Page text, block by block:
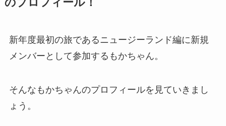
新年度最初の旅であるニュージーランド編に新規
メンバーとして参加するもかちゃん。
そんなもかちゃんのプロフィールを見ていきまし
ょう。